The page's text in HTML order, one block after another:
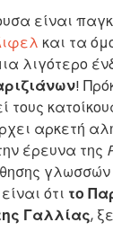
είναι
και τα
λιγότερο
!
αρκετή
έρευνα της
γλωσσών
ότι το
Γαλλίας,